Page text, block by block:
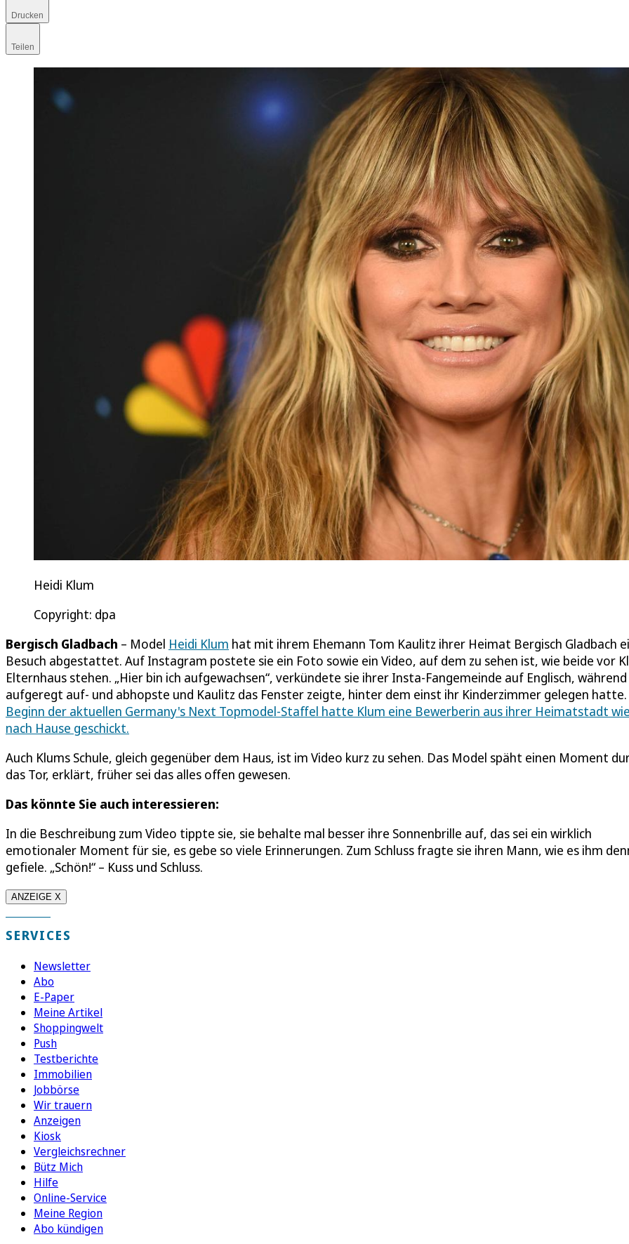
Drucken
Teilen
Heidi Klum
Copyright: dpa
Bergisch Gladbach – Model Heidi Klum hat mit ihrem Ehemann Tom Kaulitz ihrer Heimat Bergisch Gladbach
Besuch abgestattet. Auf Instagram postete sie ein Foto sowie ein Video, auf dem zu sehen ist, wie beide vor
Elternhaus stehen. „Hier bin ich aufgewachsen“, verkündete sie ihrer Insta-Fangemeinde auf Englisch, während
aufgeregt auf- und abhopste und Kaulitz das Fenster zeigte, hinter dem einst ihr Kinderzimmer gelegen hatte.
Beginn der aktuellen Germany's Next Topmodel-Staffel hatte Klum eine Bewerberin aus ihrer Heimatstadt
nach Hause geschickt.
Auch Klums Schule, gleich gegenüber dem Haus, ist im Video kurz zu sehen. Das Model späht einen Moment
das Tor, erklärt, früher sei das alles offen gewesen.
Das könnte Sie auch interessieren:
In die Beschreibung zum Video tippte sie, sie behalte mal besser ihre Sonnenbrille auf, das sei ein wirklich
emotionaler Moment für sie, es gebe so viele Erinnerungen. Zum Schluss fragte sie ihren Mann, wie es ihm
gefiele. „Schön!“ – Kuss und Schluss.
ANZEIGE X
SERVICES
Newsletter
Abo
E-Paper
Meine Artikel
Shoppingwelt
Push
Testberichte
Immobilien
Jobbörse
Wir trauern
Anzeigen
Kiosk
Vergleichsrechner
Bütz Mich
Hilfe
Online-Service
Meine Region
Abo kündigen